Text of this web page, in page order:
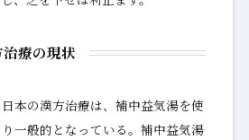
療の現状
本の漢方治療は、補中益気湯を使
一般的となっている。補中益気湯